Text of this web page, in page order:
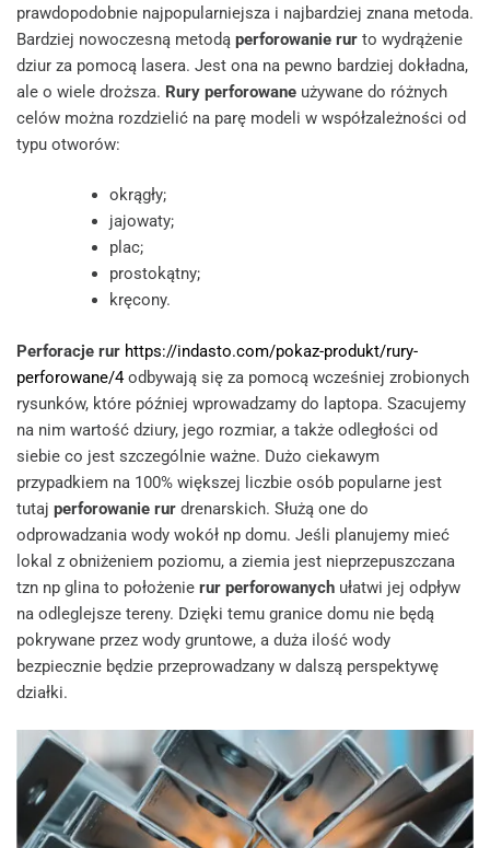
prawdopodobnie najpopularniejsza i najbardziej znana metoda.
Bardziej nowoczesną metodą perforowanie rur to wydrążenie
dziur za pomocą lasera. Jest ona na pewno bardziej dokładna,
ale o wiele droższa. Rury perforowane używane do różnych
celów można rozdzielić na parę modeli w współzależności od
typu otworów:
okrągły;
jajowaty;
plac;
prostokątny;
kręcony.
Perforacje rur https://indasto.com/pokaz-produkt/rury-
perforowane/4odbywają się za pomocą wcześniej zrobionych
rysunków, które później wprowadzamy do laptopa. Szacujemy
na nim wartość dziury, jego rozmiar, a także odległości od
siebie co jest szczególnie ważne. Dużo ciekawym
przypadkiem na 100% większej liczbie osób popularne jest
tutaj perforowanie rur drenarskich. Służą one do
odprowadzania wody wokół np domu. Jeśli planujemy mieć
lokal z obniżeniem poziomu, a ziemia jest nieprzepuszczana
tzn np glina to położenie rur perforowanych ułatwi jej odpływ
na odleglejsze tereny. Dzięki temu granice domu nie będą
pokrywane przez wody gruntowe, a duża ilość wody
bezpiecznie będzie przeprowadzany w dalszą perspektywę
działki.